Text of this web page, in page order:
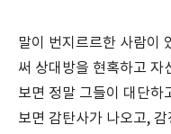
말이 번지르르한 사람이
써 상대방을 현혹하고 자
보면 정말 그들이 대단하
보면 감탄사가 나오고,